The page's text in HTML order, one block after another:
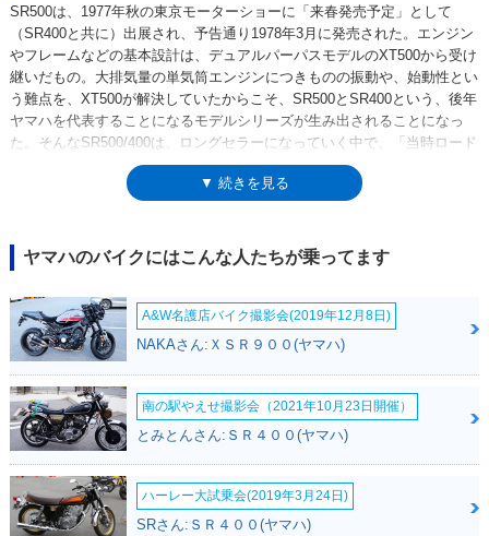
SR500は、1977年秋の東京モーターショーに「来春発売予定」として
（SR400と共に）出展され、予告通り1978年3月に発売された。エンジン
やフレームなどの基本設計は、デュアルパーパスモデルのXT500から受け
継いだもの。大排気量の単気筒エンジンにつきものの振動や、始動性とい
う難点を、XT500が解決していたからこそ、SR500とSR400という、後年
ヤマハを代表することになるモデルシリーズが生み出されることになっ
た。そんなSR500/400は、ロングセラーになっていく中で、「当時ロード
スポーツとして誕生したSRが、時代を経て、往年のバイクらしい味わい
を重視するモデルになっていった」とされることがあるが、そもそも登場
に、よりトラディショナルな雰囲気を持つモデルへと、自ら変化していっ
た。その代表的な例が、2度目のマイナーチェンジ（1985年）で、もとも
とディスク式だったフロントブレーキが、わざわざドラム式（ダブルリー
ディング式）に改められたこと。その後、数回の仕様変更を受けながら、
ほぼ85年型の姿のまま生産が続けられ、発売20周年記念モデル（1998
年）を経て、1999年モデルを最後にラインナップから外れていった。姉
った（2019年3月現在も現行モデル）ことを考えると、SR500は短命に感
じてしまうが、21年間で大規模なモデルチェンジを受けなかったその歴史
は、けして短いとは言えない。
▼ 続きを見る
ヤマハのバイクにはこんな人たちが乗ってます
A&W名護店バイク撮影会(2019年12月8日)
NAKAさん:ＸＳＲ９００(ヤマハ)
南の駅やえせ撮影会（2021年10月23日開催）
とみとんさん:ＳＲ４００(ヤマハ)
ハーレー大試乗会(2019年3月24日)
SRさん:ＳＲ４００(ヤマハ)